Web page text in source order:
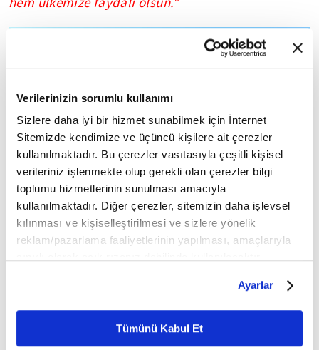
Verilerinizin sorumlu kullanımı
Sizlere daha iyi bir hizmet sunabilmek için İnternet
Sitemizde kendimize ve üçüncü kişilere ait çerezler
kullanılmaktadır. Bu çerezler vasıtasıyla çeşitli kişisel
verileriniz işlenmekte olup gerekli olan çerezler bilgi
toplumu hizmetlerinin sunulması amacıyla
kullanılmaktadır. Diğer çerezler, sitemizin daha işlevsel
kılınması ve kişiselleştirilmesi ve sizlere yönelik
reklam/pazarlama faaliyetlerinin yapılması, amaçlarıyla
belirleyebilirsiniz. Çerezlere ilişkin detaylı bilgi için
Ayarlar butonuna tıklayabilir,Çerez Bilgilendirme
Metnimizi ziyaret edebilirsiniz.
6698 sayılı Kişisel Verilerin Korunması Kanunu uyarınca
Ayarlar
Tümünü Kabul Et